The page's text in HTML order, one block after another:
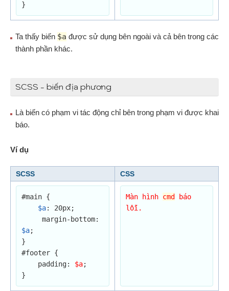
}
Ta thấy biến $a được sử dụng bên ngoài và cả bên trong các
thành phần khác.
SCSS - biến địa phương
Là biến có phạm vi tác động chỉ bên trong phạm vi được khai
báo.
Ví dụ
SCSS CSS
#main {
$a: 20px;
$a;
}
#footer {
    padding:
$a;
}
Màn hình cmd
báo
lỗi.